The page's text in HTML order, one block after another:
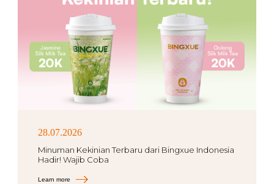
28.07.2026
Minuman Kekinian Terbaru dari Bingxue Indonesia
Hadir! Wajib Coba
Learn more